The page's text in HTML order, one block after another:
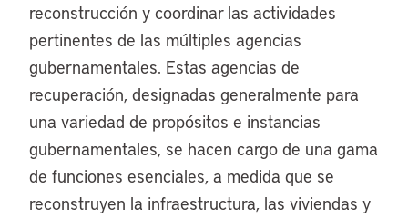
reconstrucción y coordinar las actividades
pertinentes de las múltiples agencias
gubernamentales. Estas agencias de
recuperación, designadas generalmente para
una variedad de propósitos e instancias
gubernamentales, se hacen cargo de una gama
de funciones esenciales, a medida que se
reconstruyen la infraestructura, las viviendas y